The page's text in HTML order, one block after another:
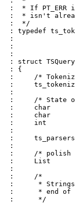
:  * If PT_ERR
:  * isn't
:  */
: typedef
:
:
:
: struct
: {
:     /*
:
:
:     /* State
:     char
:     char
:     int
:
:
:
:     /*
:     List
:
:     /*
:      *
:      * end of
:      */